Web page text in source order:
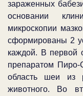
зараженных
основании
микроскопии
сформированы 2
каждой. В первой
препаратом Пиро-
область шеи из
животного. Во